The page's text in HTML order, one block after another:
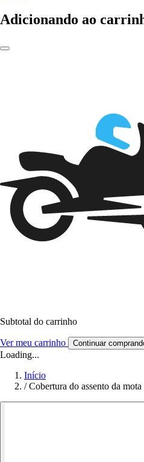
Adicionando ao
Subtotal do carrinho
Ver meu carrinho Continuar
Loading...
Início
/ Cobertura do assento da